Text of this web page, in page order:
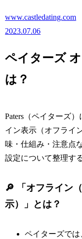
www.castledating.com
2023.07.06
ペイターズ
は？
Paters（ペイターズ
イン表示（オフライ
味・仕組み・注意点
設定について整理す
🔎 「オフライン
示）」とは？
ペイターズで